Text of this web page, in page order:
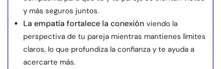
y más seguros juntos.
La empatía fortalece la conexión viendo la
perspectiva de tu pareja mientras mantienes límites
claros, lo que profundiza la confianza y te ayuda a
acercarte más.